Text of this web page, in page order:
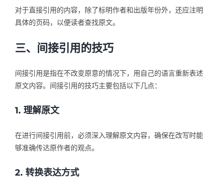
对于直接引用的内容，除了标明作者和出版年份外，还应注明
具体的页码，以便读者查找原文。
三、间接引用的技巧
间接引用是指在不改变原意的情况下，用自己的语言重新表述
原文内容。间接引用的技巧主要包括以下几点：
1. 理解原文
在进行间接引用前，必须深入理解原文内容，确保在改写时能
够准确传达原作者的观点。
2. 转换表达方式